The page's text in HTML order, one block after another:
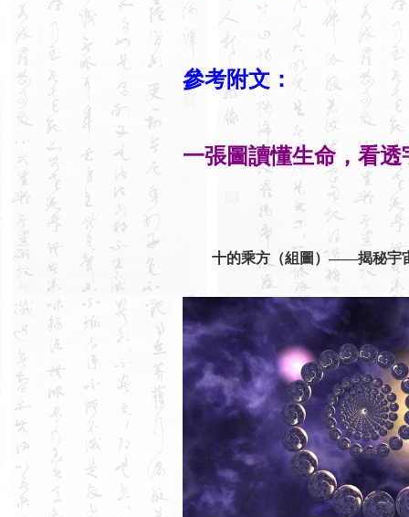
參考附文：
一張圖讀懂生命，看透
十的乘方（組圖）——揭秘宇